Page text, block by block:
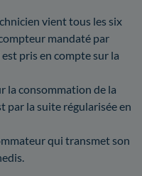
vient tous les six
mandaté par
pris en compte sur la
la consommation de la
par la suite régularisée en
qui transmet son